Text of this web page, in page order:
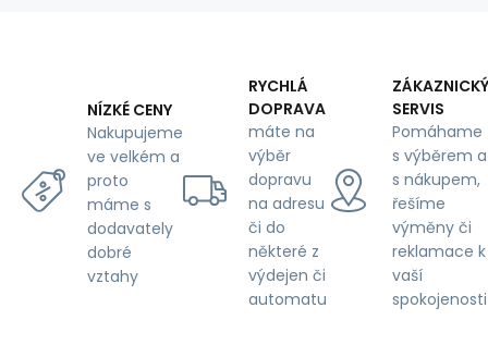
on
white
NÍZKÉ CENY
Nakupujeme
ve velkém a
proto
máme s
dodavately
dobré
vztahy
RYCHLÁ
DOPRAVA
máte na
výběr
dopravu
na adresu
či do
některé z
výdejen či
automatu
ZÁKAZNICKÝ
SERVIS
Pomáhame
s výběrem a
s nákupem,
řešíme
výměny či
reklamace k
vaší
spokojenosti